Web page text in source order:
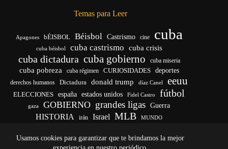
Usamos cookies para garantizar que te brindamos la mejor
Temas para Leer
Apagones bÉISBOL Béisbol Castrismo cine cuba
cuba béisbol cuba castrismo cuba crisis
cuba dictadura cuba gobierno cuba miseria
cuba pobreza cuba régimen CURIOSIDADES deportes
derechos humanos Dictadura donald trump díaz Canel eeuu
ELECCIONES españa estados unidos Fidel Castro fútbol
gaza GOBIERNO grandes ligas Guerra
HISTORIA irán Israel MLB MUNDO
Rusia
régimen cubano Trump Ucrania venezuela vida yankees